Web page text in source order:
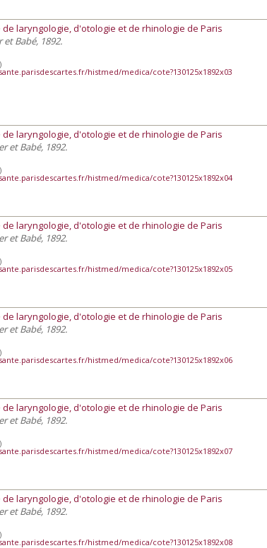
laryngologie, d'otologie et de rhinologie de Paris
et Babé, 1892.
histmed/medica/cote?130125x1892x03
laryngologie, d'otologie et de rhinologie de Paris
et Babé, 1892.
histmed/medica/cote?130125x1892x04
laryngologie, d'otologie et de rhinologie de Paris
et Babé, 1892.
histmed/medica/cote?130125x1892x05
laryngologie, d'otologie et de rhinologie de Paris
et Babé, 1892.
histmed/medica/cote?130125x1892x06
laryngologie, d'otologie et de rhinologie de Paris
et Babé, 1892.
histmed/medica/cote?130125x1892x07
laryngologie, d'otologie et de rhinologie de Paris
et Babé, 1892.
histmed/medica/cote?130125x1892x08